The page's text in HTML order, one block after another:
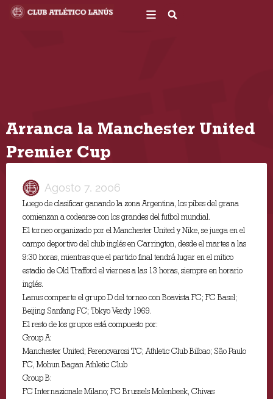
Arranca la Manchester United
Premier Cup
Agosto 7, 2006
Luego de clasificar ganando la zona Argentina, los pibes del grana
comienzan a codearse con los grandes del futbol mundial.
El torneo organizado por el Manchester United y Nike, se juega en el
campo deportivo del club inglés en Carrington, desde el martes a las
9:30 horas, mientras que el partido final tendrá lugar en el mítico
estadio de Old Trafford el viernes a las 13 horas, siempre en horario
inglés.
Lanus comparte el grupo D del torneo con Boavista FC; FC Basel;
Beijing Sanfang FC; Tokyo Verdy 1969.
El resto de los grupos está compuesto por:
Group A:
Manchester United; Ferencvarosi TC; Athletic Club Bilbao; São Paulo
FC, Mohun Bagan Athletic Club
Group B:
FC Internazionale Milano; FC Brussels Molenbeek, Chivas